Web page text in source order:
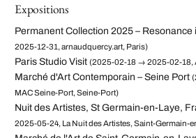
Expositions
Permanent Collection 2025 – Resonance
2025-12-31, arnaudquercy.art, Paris)
Paris Studio Visit (2025-02-18 → 2025-02-18,
Marché d'Art Contemporain – Seine Port
MAC Seine-Port, Seine-Port)
Nuit des Artistes, St Germain-en-Laye,
2025-05-24, La Nuit des Artistes, Saint-Germain-